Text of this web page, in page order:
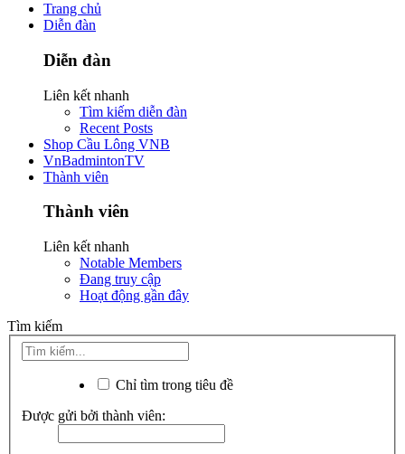
Trang chủ
Diễn đàn
Diễn đàn
Liên kết nhanh
Tìm kiếm diễn đàn
Recent Posts
Shop Cầu Lông VNB
VnBadmintonTV
Thành viên
Thành viên
Liên kết nhanh
Notable Members
Đang truy cập
Hoạt động gần đây
Tìm kiếm
Chỉ tìm trong tiêu đề
Được gửi bởi thành viên: